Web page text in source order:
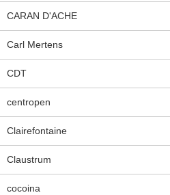
CARAN D'ACHE
Carl Mertens
CDT
centropen
Clairefontaine
Claustrum
cocoina